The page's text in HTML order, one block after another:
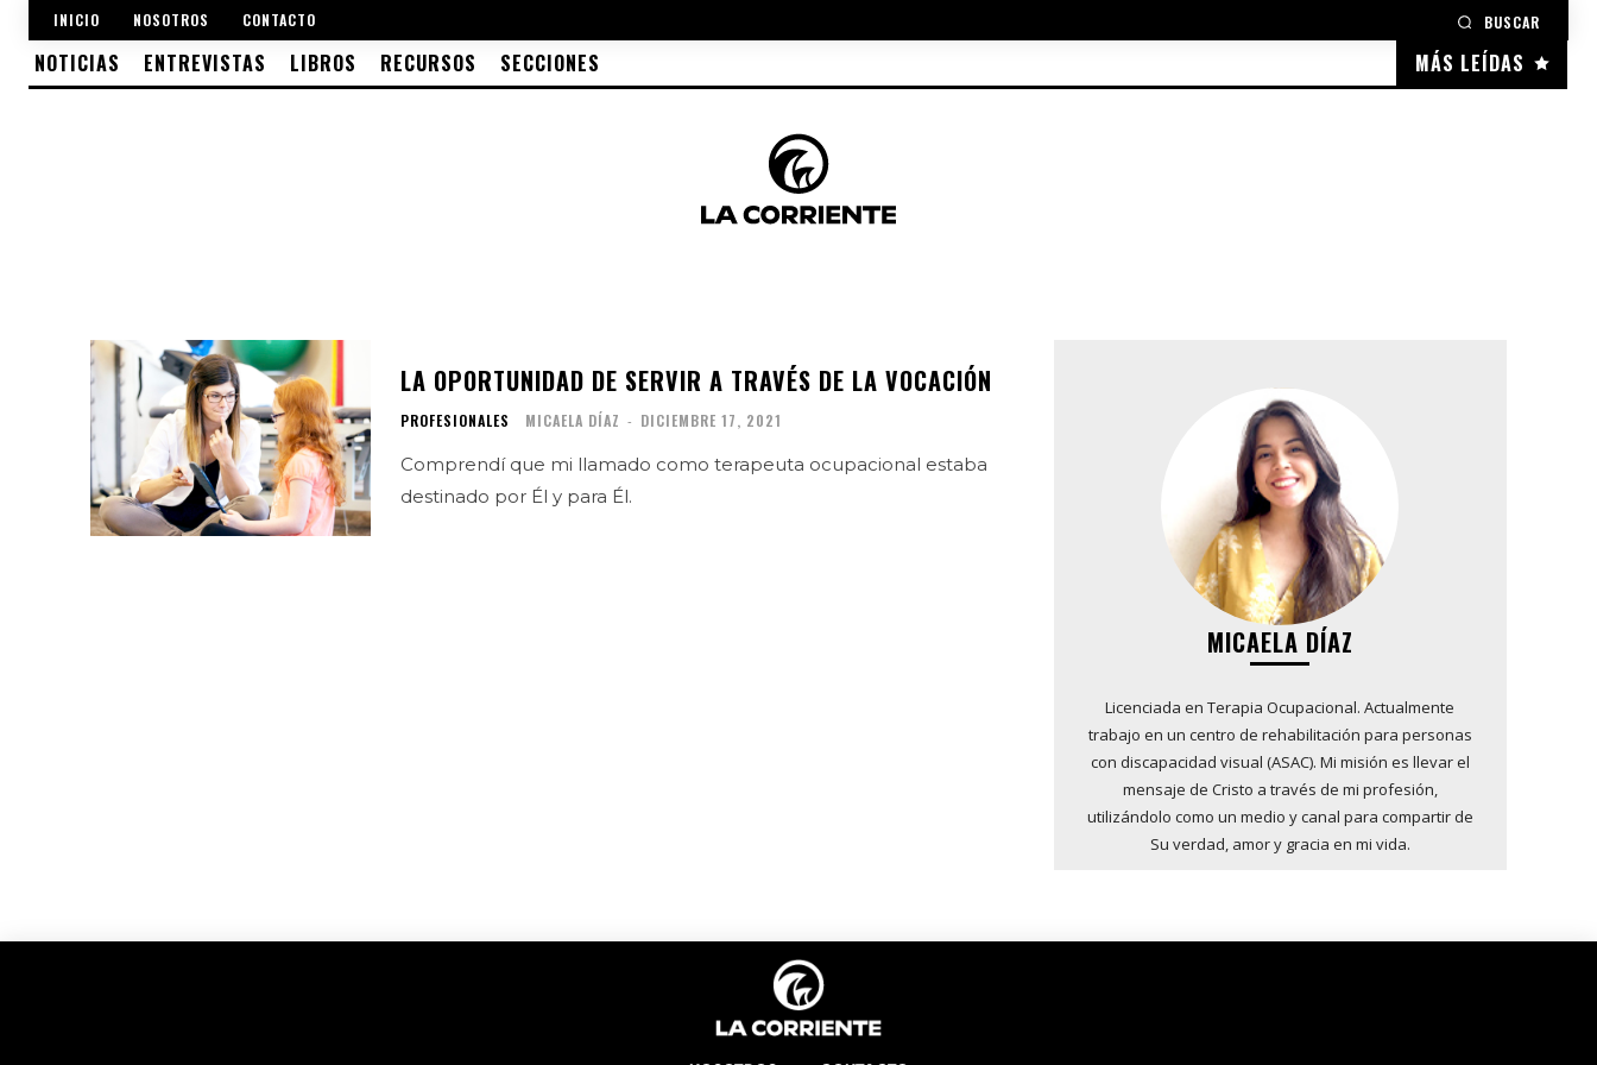
INICIO NOSOTROS CONTACTO BUSCAR
MÁS LEÍDAS
NOTICIAS ENTREVISTAS LIBROS RECURSOS SECCIONES
LA OPORTUNIDAD DE SERVIR A TRAVÉS DE LA VOCACIÓN
PROFESIONALES MICAELA DÍAZ - DICIEMBRE 17, 2021
Comprendí que mi llamado como terapeuta ocupacional estaba
destinado por Él y para Él.
MICAELA DÍAZ
Licenciada en Terapia Ocupacional. Actualmente
trabajo en un centro de rehabilitación para personas
con discapacidad visual (ASAC). Mi misión es llevar el
mensaje de Cristo a través de mi profesión,
utilizándolo como un medio y canal para compartir de
Su verdad, amor y gracia en mi vida.